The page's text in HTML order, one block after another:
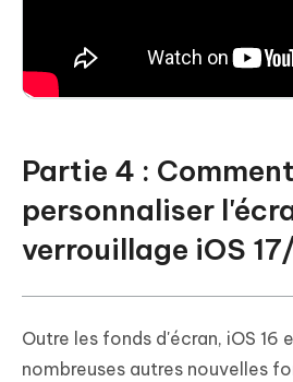
Partie 4 : Comment
personnaliser
verrouillage iOS
Outre les fonds d'écran, iOS 16
nombreuses autres nouvelles